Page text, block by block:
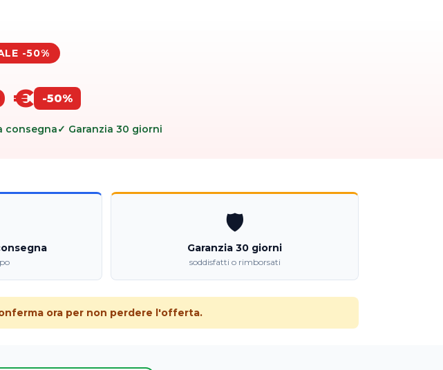
-50%
€ -50%
consegna✓ Garanzia 30 giorni
🛡️
Garanzia 30 giorni
soddisfatti o rimborsati
ora per non perdere l'offerta.